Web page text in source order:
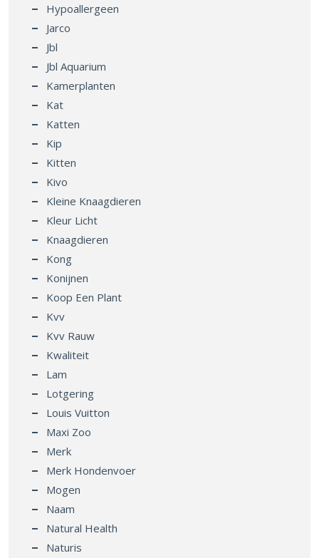
Hypoallergeen
Jarco
Jbl
Jbl Aquarium
Kamerplanten
Kat
Katten
Kip
Kitten
Kivo
Kleine Knaagdieren
Kleur Licht
Knaagdieren
Kong
Konijnen
Koop Een Plant
Kvv
Kvv Rauw
Kwaliteit
Lam
Lotgering
Louis Vuitton
Maxi Zoo
Merk
Merk Hondenvoer
Mogen
Naam
Natural Health
Naturis